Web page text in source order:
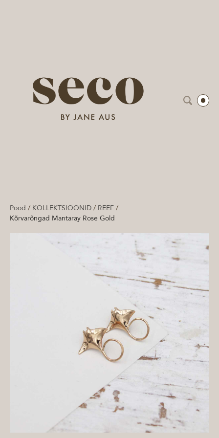
Pood / KOLLEKTSIOONID / REEF /
Kõrvarõngad Mantaray Rose Gold